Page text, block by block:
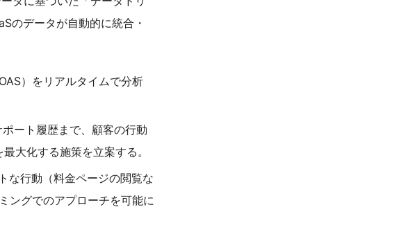
のデータが自動的に統合・
）をリアルタイムで分析
ート履歴まで、顧客の行動
大化する施策を立案する。
な行動（料金ページの閲覧な
ングでのアプローチを可能に